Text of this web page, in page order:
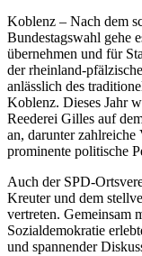
Koblenz – Nach dem
Bundestagswahl gehe
übernehmen und für
der rheinland-
anlässlich des
Koblenz. Dieses Jahr
Reederei Gilles auf
an, darunter zahlreiche
prominente politische
Auch der SPD-
Kreuter und dem
vertreten. Gemeinsam
Sozialdemokratie
und spannender